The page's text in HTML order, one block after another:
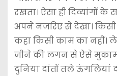
रखता। ऐसा ही दिव्यांगों के
अपने नजरिए से देखा।
कहा किसी काम का
जीने की लगन से ऐसे मुकाम
दुनिया दांतों तले ऊंगलियां